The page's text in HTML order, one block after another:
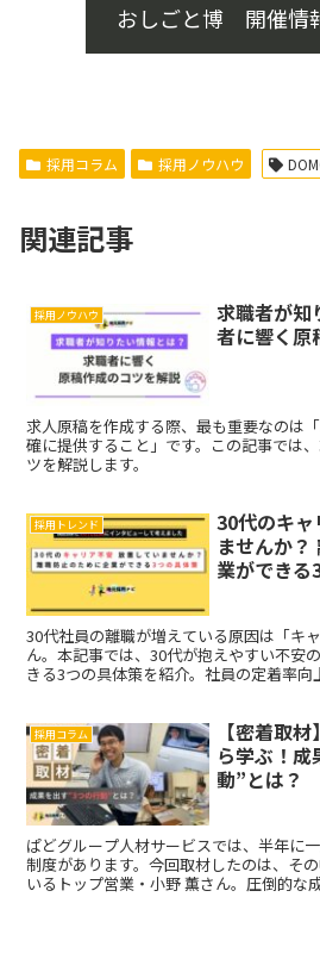
おしごと博 開催情
採用コラム 採用ノウハウ
関連記事
採用ノウハウ
求職者が知
者に響く原
求人原稿を作成する際、最も重要なのは
確に提供すること」です。この記事では
ツを解説します。
採用トレンド
30代のキ
ませんか
業ができる
30代社員の離職が増えている原因は「キ
ん。本記事では、30代が抱えやすい不安
きる3つの具体策を紹介。社員の定着率
採用コラム
【密着取
ら学ぶ！
動”とは？
ぱどグループ人材サービスでは、半年に
制度があります。今回取材したのは、そ
いるトップ営業・小野 薫さん。圧倒的な